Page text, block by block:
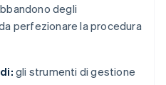
degli
perfezionare la procedura
gli strumenti di gestione